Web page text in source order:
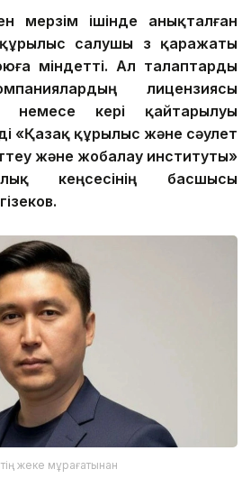
мерзім ішінде анықталған
салушы өз қаражаты
міндетті. Ал талаптарды
лицензиясы
немесе кері қайтарылуы
«Қазақ құрылыс және сәулет
және жобалау институты»
кеңсесінің басшысы
жеке мұрағатынан